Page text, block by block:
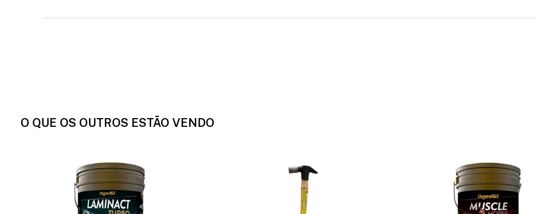
O QUE OS OUTROS ESTÃO VENDO